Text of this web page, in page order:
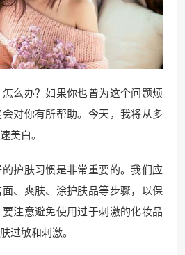
么办？如果你也曾为这个问题烦
对你有所帮助。今天，我将从多
美白。
护肤习惯是非常重要的。我们应
、爽肤、涂护肤品等步骤，以保
注意避免使用过于刺激的化妆品
过敏和刺激。